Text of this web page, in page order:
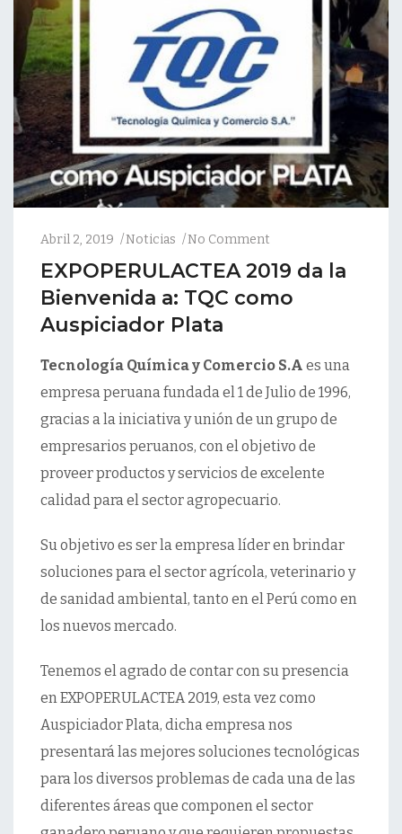
Abril 2, 2019 Noticias No Comment
EXPOPERULACTEA 2019 da la
Bienvenida a: TQC como
Auspiciador Plata
Tecnología Química y Comercio S.A es una
empresa peruana fundada el 1 de Julio de 1996,
gracias a la iniciativa y unión de un grupo de
empresarios peruanos, con el objetivo de
proveer productos y servicios de excelente
calidad para el sector agropecuario.
Su objetivo es ser la empresa líder en brindar
soluciones para el sector agrícola, veterinario y
de sanidad ambiental, tanto en el Perú como en
los nuevos mercado.
Tenemos el agrado de contar con su presencia
en EXPOPERULACTEA 2019, esta vez como
Auspiciador Plata, dicha empresa nos
presentará las mejores soluciones tecnológicas
para los diversos problemas de cada una de las
diferentes áreas que componen el sector